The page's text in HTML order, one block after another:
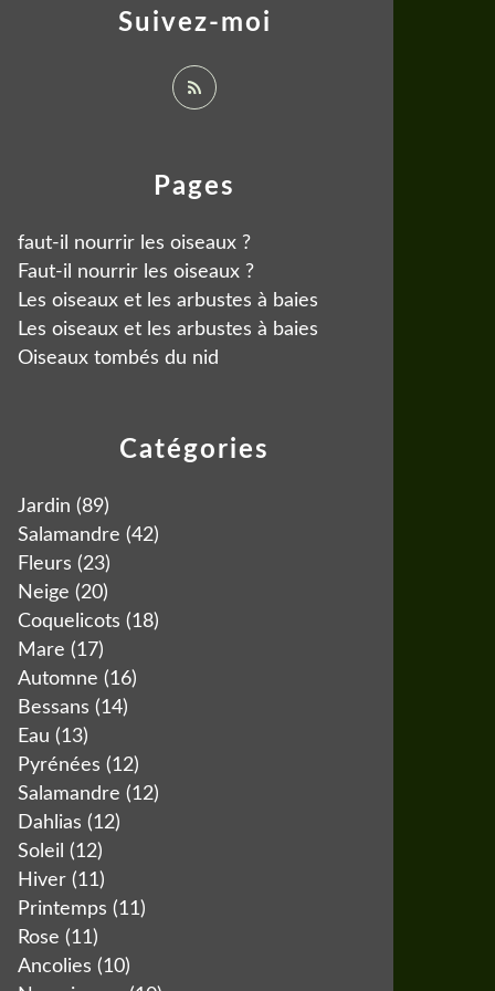
Catégories
Jardin (89)
Salamandre (42)
Fleurs (23)
Neige (20)
Coquelicots (18)
Mare (17)
Automne (16)
Bessans (14)
Eau (13)
Pyrénées (12)
Salamandre (12)
Dahlias (12)
Soleil (12)
Hiver (11)
Printemps (11)
Rose (11)
Ancolies (10)
Pages
faut-il nourrir les oiseaux ?
Faut-il nourrir les oiseaux ?
Les oiseaux et les arbustes à baies
Les oiseaux et les arbustes à baies
Oiseaux tombés du nid
Suivez-moi